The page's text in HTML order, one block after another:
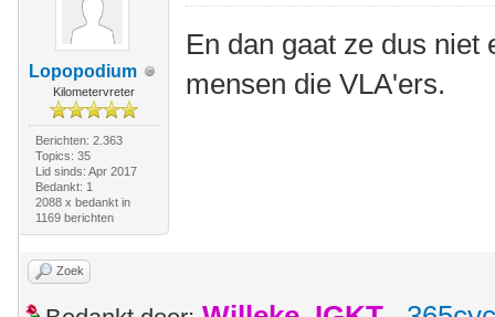
Lopopodium
Kilometervreter
Berichten: 2.363
Topics: 35
Lid sinds: Apr 2017
Bedankt: 1
2088 x bedankt in
1169 berichten
En dan gaat ze dus niet
mensen die VLA'ers.
Zoek